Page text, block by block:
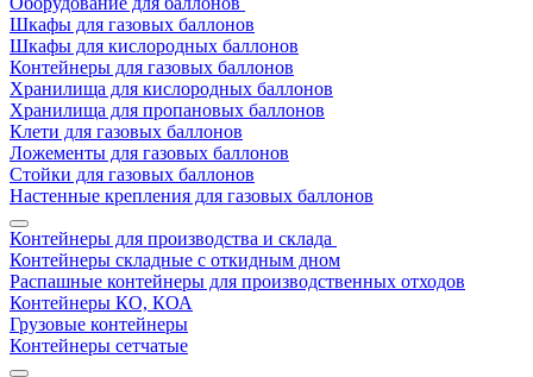
Шкафы для газовых баллонов
Шкафы для кислородных баллонов
Контейнеры для газовых баллонов
Хранилища для кислородных баллонов
Хранилища для пропановых баллонов
Клети для газовых баллонов
Ложементы для газовых баллонов
Стойки для газовых баллонов
Настенные крепления для газовых баллонов
Контейнеры для производства и склада
Контейнеры складные с откидным дном
Распашные контейнеры для производственных отходов
Контейнеры КО, КОА
Грузовые контейнеры
Контейнеры сетчатые